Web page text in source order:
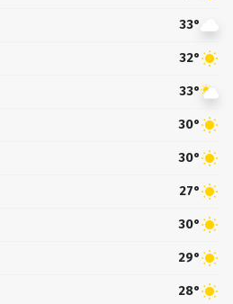
33°
32°
33°
30°
30°
27°
30°
29°
28°